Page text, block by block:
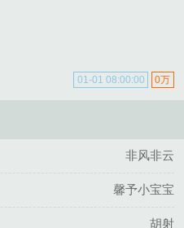
0万
01-01 08:00:00
非风非云
馨予小宝宝
胡射